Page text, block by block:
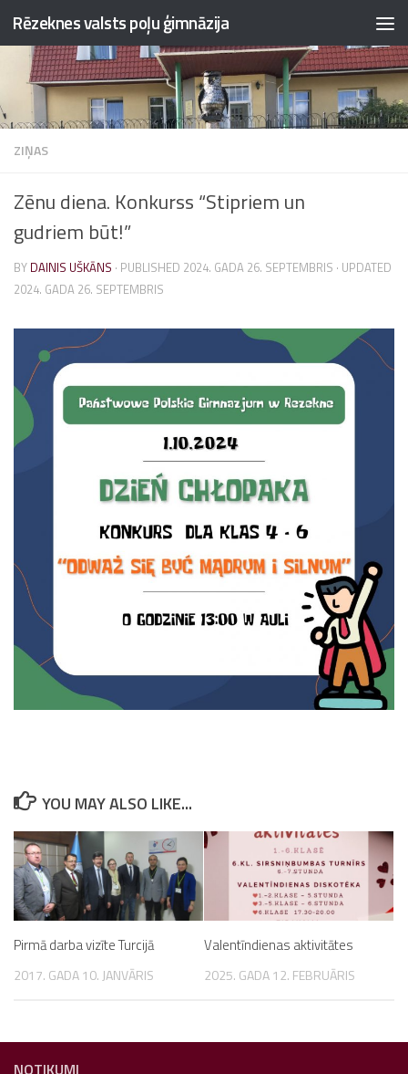
Skip to content
Rēzeknes valsts poļu ģimnāzija
ZIŅAS
Zēnu diena. Konkurss “Stipriem un
gudriem būt!”
BY DAINIS UŠKĀNS · PUBLISHED 2024. GADA 26. SEPTEMBRIS · UPDATED
2024. GADA 26. SEPTEMBRIS
YOU MAY ALSO LIKE...
Pirmā darba vizīte Turcijā
2017. GADA 10. JANVĀRIS
Valentīndienas aktivitātes
2025. GADA 12. FEBRUĀRIS
NOTIKUMI